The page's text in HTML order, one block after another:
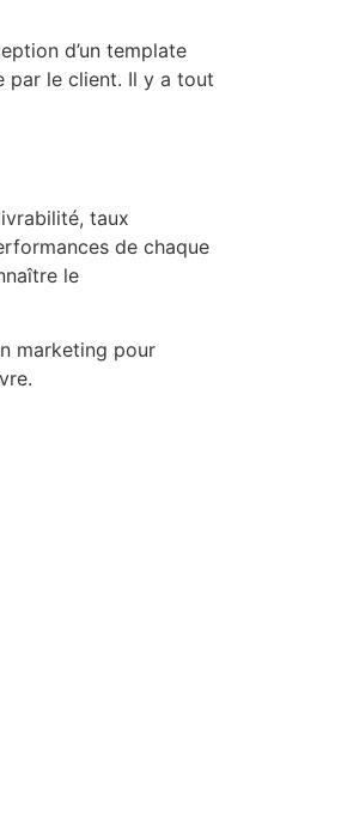
d’un template
par le client. Il y a tout
taux
de chaque
le
marketing pour